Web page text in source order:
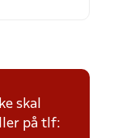
skal
på tlf: